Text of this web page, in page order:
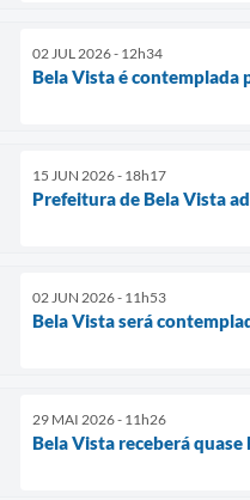
02 JUL 2026 - 12h34
Bela Vista é contemplada
15 JUN 2026 - 18h17
Prefeitura de Bela Vista
02 JUN 2026 - 11h53
Bela Vista será
29 MAI 2026 - 11h26
Bela Vista receberá